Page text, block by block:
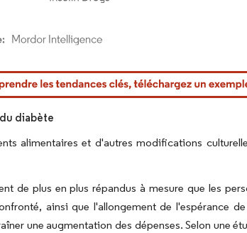
réutilisation nécessite une attribution sous CC BY 4.0.
diabète
alimentaires et d'autres modifications
de plus en plus répandus à mesure que les
ainsi que l'allongement de l'espérance
une augmentation des dépenses. Selon une